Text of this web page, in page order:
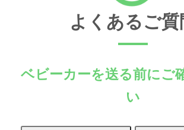
よくあるご質
ベビーカーを送る前にご
い